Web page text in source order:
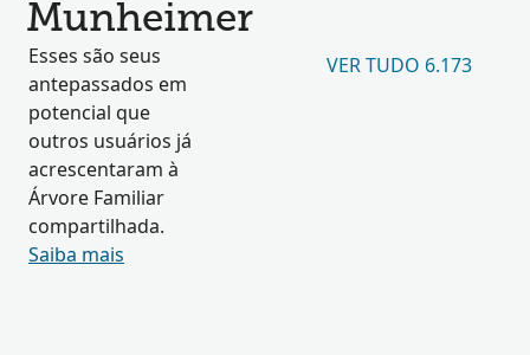
Munheimer
Esses são seus
antepassados em
potencial que
outros usuários já
acrescentaram à
Árvore Familiar
compartilhada.
Saiba mais
VER TUDO 6.173